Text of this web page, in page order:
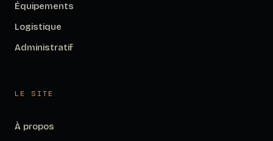
Équipements
Logistique
Administratif
LE SITE
À propos